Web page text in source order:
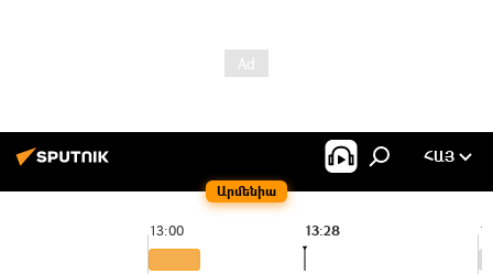
Արմենիա
ՀԱՅ
13:00 13:28